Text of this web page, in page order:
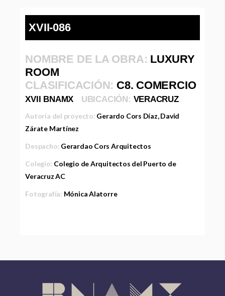
XVII-086
NOMBRE DE LA OBRA: LUXURY
ROOM
CLASIFICACIÓN: C8. COMERCIO
XVII BNAMX UBICACIÓN: VERACRUZ
Autoría del proyecto: Gerardo Cors Díaz, David
Zárate Martínez
Despacho: Gerardao Cors Arquitectos
Colegio: Colegio de Arquitectos del Puerto de
Veracruz AC
Fotografía: Mónica Alatorre